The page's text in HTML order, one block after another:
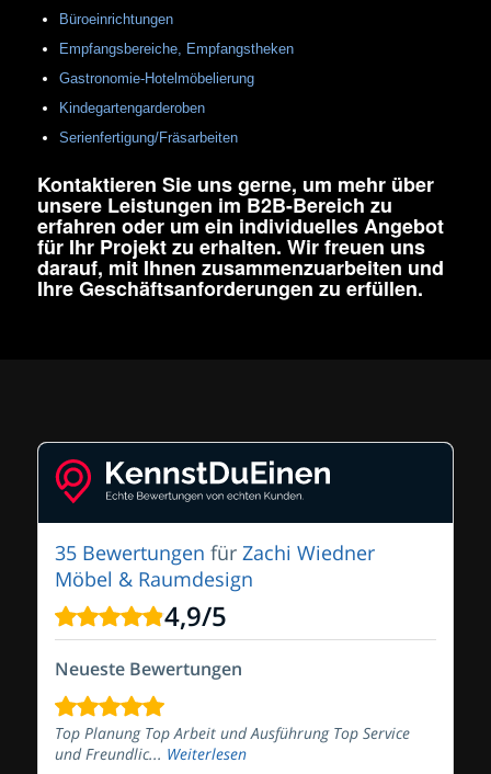
Büroeinrichtungen
Empfangsbereiche, Empfangstheken
Gastronomie-Hotelmöbelierung
Kindegartengarderoben
Serienfertigung/Fräsarbeiten
Kontaktieren Sie uns gerne, um mehr über
unsere Leistungen im B2B-Bereich zu
erfahren oder um ein individuelles Angebot
für Ihr Projekt zu erhalten. Wir freuen uns
darauf, mit Ihnen zusammenzuarbeiten und
Ihre Geschäftsanforderungen zu erfüllen.
35 Bewertungen für Zachi Wiedner
Möbel & Raumdesign
4,9/5
Neueste Bewertungen
Top Planung Top Arbeit und Ausführung Top Service
und Freundlic... Weiterlesen